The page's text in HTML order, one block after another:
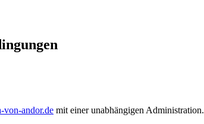
von-andor.de mit einer unabhängigen Administration.